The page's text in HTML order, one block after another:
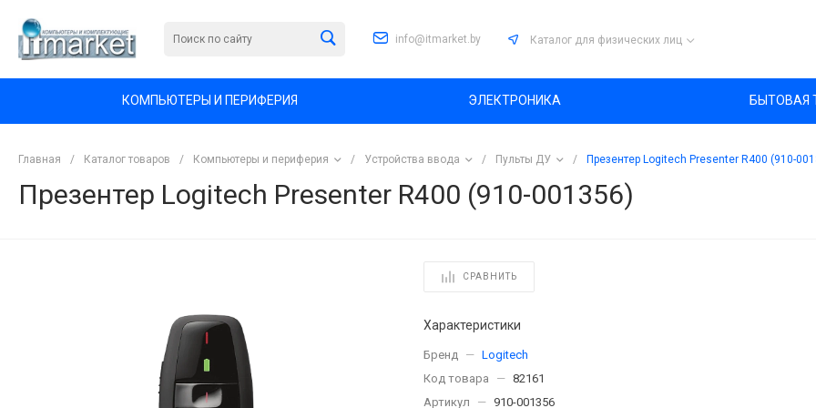
info@itmarket.by Каталог для физических лиц
КОМПЬЮТЕРЫ И ПЕРИФЕРИЯ ЭЛЕКТРОНИКА БЫТОВАЯ
Главная / Каталог товаров / Компьютеры и периферия / Устройства ввода / Пульты ДУ / Презентер Logitech Presenter R400 (910-
Презентер Logitech Presenter R400 (910-001356)
СРАВНИТЬ
Характеристики
Бренд — Logitech
Код товара
— 82161
Артикул
— 910-001356